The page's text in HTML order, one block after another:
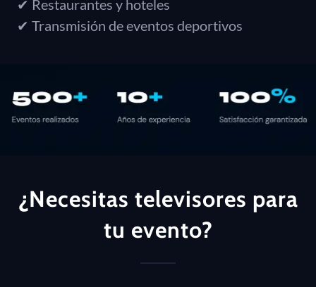
✔ Restaurantes y hoteles
✔ Transmisión de eventos deportivos
¿Necesitas televisores para
tu evento?